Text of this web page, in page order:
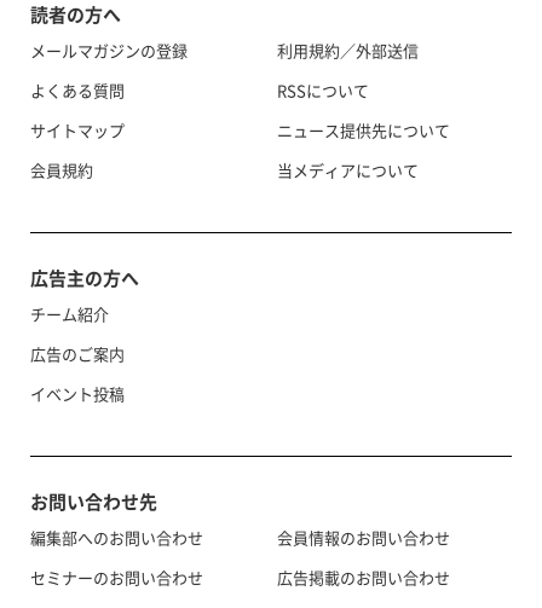
読者の方へ
メールマガジンの登録
よくある質問
サイトマップ
会員規約
利用規約／外部送信
RSSについて
ニュース提供先について
当メディアについて
広告主の方へ
チーム紹介
広告のご案内
イベント投稿
お問い合わせ先
編集部へのお問い合わせ
セミナーのお問い合わせ
会員情報のお問い合わせ
広告掲載のお問い合わせ